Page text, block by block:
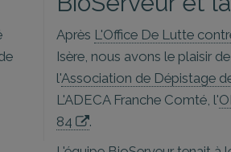
Après L'Office De Lutte
Isère, nous avons le plaisir
l'Association de Dépistage
L'ADECA Franche Comté, l'
84
.